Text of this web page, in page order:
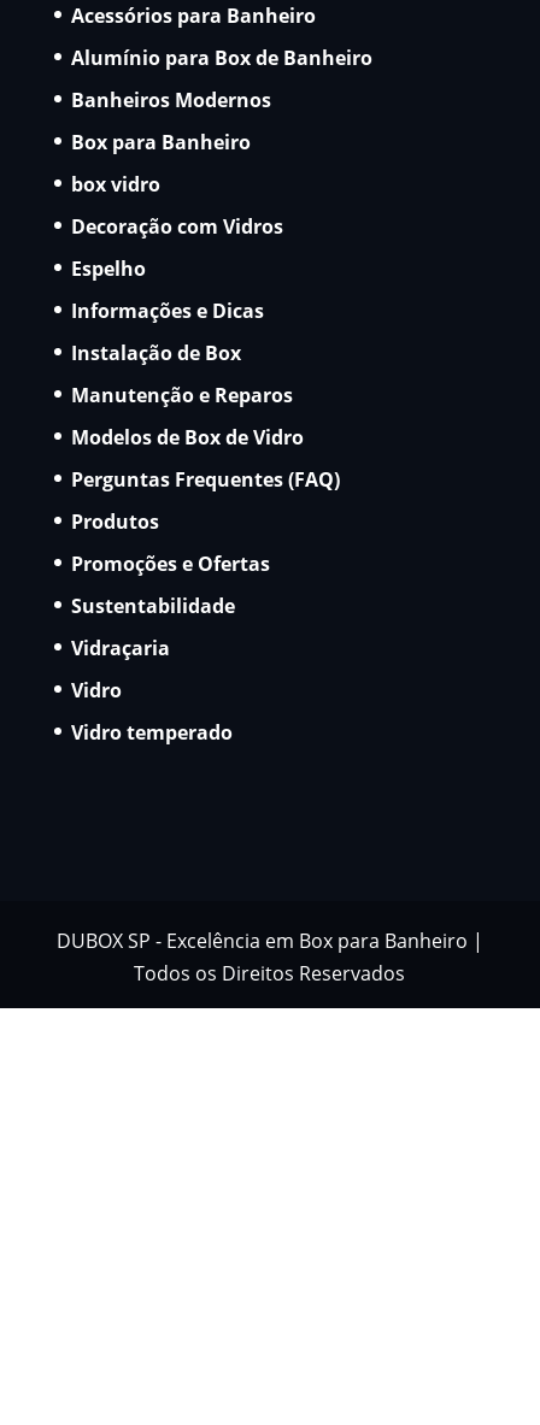
Acessórios para Banheiro
Alumínio para Box de Banheiro
Banheiros Modernos
Box para Banheiro
box vidro
Decoração com Vidros
Espelho
Informações e Dicas
Instalação de Box
Manutenção e Reparos
Modelos de Box de Vidro
Perguntas Frequentes (FAQ)
Produtos
Promoções e Ofertas
Sustentabilidade
Vidraçaria
Vidro
Vidro temperado
DUBOX SP - Excelência em Box para Banheiro |
Todos os Direitos Reservados